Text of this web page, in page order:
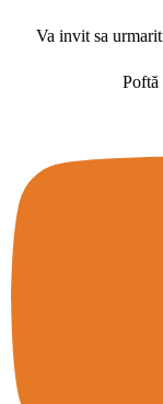
Va invit sa
Poftă